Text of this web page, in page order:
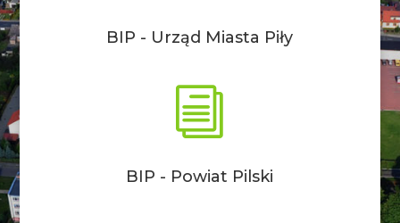
BIP - Urząd Miasta Piły
i
BIP - Powiat Pilski